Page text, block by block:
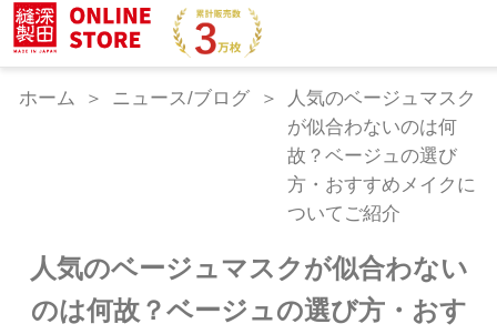
ホーム ニュース/ブログ
人気のベージュマスク
が似合わないのは何
故？ベージュの選び
方・おすすめメイクに
ついてご紹介
人気のベージュマスクが似合わない
のは何故？ベージュの選び方・おす